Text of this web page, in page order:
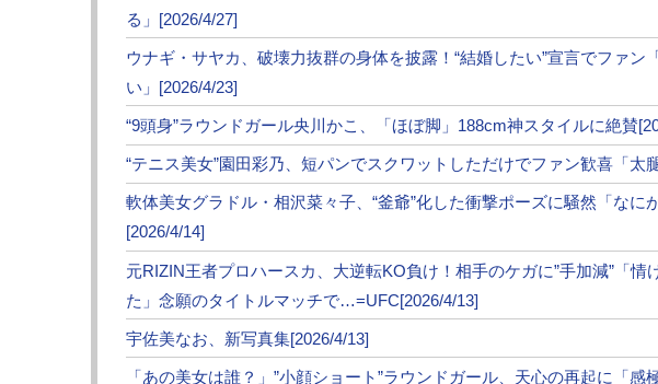
次のページは【フォト・動画】プロハースカ、フック一撃で大逆
≪ 前のページへ 次のページへ
●編集部オススメ
・【フォト・動画】プロハースカ、フック一撃で大逆転KO負けの
・【RIZIN】萩原京平、ヒザ蹴り“顔面流血”ダウンの衝撃！メヘイラ
る」[2026/4/27]
ウナギ・サヤカ、破壊力抜群の身体を披露！“結婚したい”宣言でファン
い」[2026/4/23]
“9頭身”ラウンドガール央川かこ、「ほぼ脚」188cm神スタイルに絶賛
“テニス美女”園田彩乃、短パンでスクワットしただけでファン歓喜「太
軟体美女グラドル・相沢菜々子、“釜爺”化した衝撃ポーズに騒然「なに
[2026/4/14]
元RIZIN王者プロハースカ、大逆転KO負け！相手のケガに”手加減”「情
た」念願のタイトルマッチで…=UFC[2026/4/13]
宇佐美なお、新写真集[2026/4/13]
「あの美女は誰？」”小顔ショート”ラウンドガール、天心の再起に「感